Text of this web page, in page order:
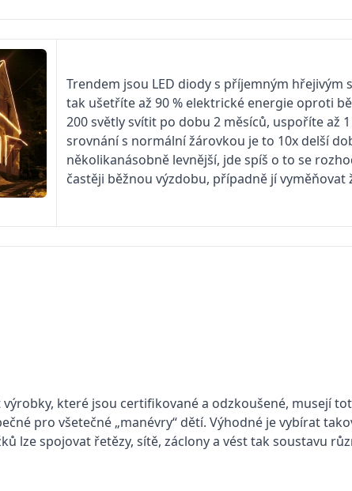
Trendem jsou LED diody s příjemným hřejivým
tak ušetříte až 90 % elektrické energie oproti
200 světly svítit po dobu 2 měsíců, uspoříte až
srovnání s normální žárovkou je to 10x delší
několikanásobně levnější, jde spíš o to se
častěji běžnou výzdobu, případně jí vyměňovat
které jsou certifikované a odzkoušené, musejí
pro všetečné „manévry“ dětí. Výhodné je vybírat
lze spojovat řetězy, sítě, záclony a vést tak soustavu